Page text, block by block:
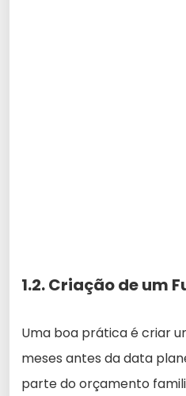
1.2. Criação de um
Uma boa prática é criar
meses antes da data
parte do orçamento